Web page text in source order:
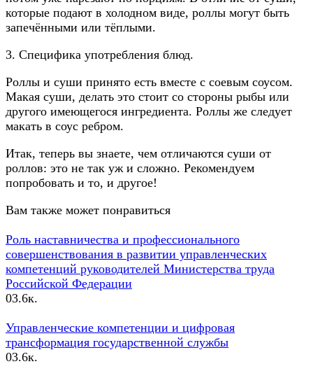
которые подают в холодном виде, роллы могут быть
запечёнными или тёплыми.
3. Специфика употребления блюд.
Роллы и суши принято есть вместе с соевым соусом.
Макая суши, делать это стоит со стороны рыбы или
другого имеющегося ингредиента. Роллы же следует
макать в соус ребром.
Итак, теперь вы знаете, чем отличаются суши от
роллов: это не так уж и сложно. Рекомендуем
попробовать и то, и другое!
Вам также может понравиться
Роль наставничества и профессионального
совершенствования в развитии управленческих
компетенций руководителей Министерства труда
Российской Федерации
03.6к.
Управленческие компетенции и цифровая
трансформация государственной службы
03.6к.